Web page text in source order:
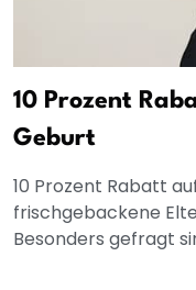
10 Prozent
Geburt
10 Prozent Rabatt
frischgebackene
Besonders gefragt